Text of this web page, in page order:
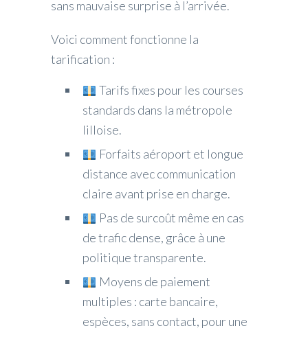
sans mauvaise surprise à l’arrivée.
Voici comment fonctionne la
tarification :
Tarifs fixes pour les courses
standards dans la métropole
lilloise.
Forfaits aéroport et longue
distance avec communication
claire avant prise en charge.
Pas de surcoût même en cas
de trafic dense, grâce à une
politique transparente.
Moyens de paiement
multiples : carte bancaire,
espèces, sans contact, pour une